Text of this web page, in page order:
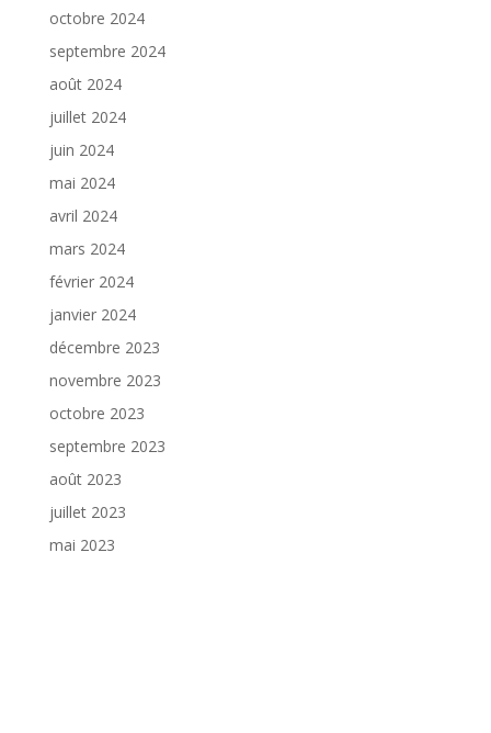
octobre 2024
septembre 2024
août 2024
juillet 2024
juin 2024
mai 2024
avril 2024
mars 2024
février 2024
janvier 2024
décembre 2023
novembre 2023
octobre 2023
septembre 2023
août 2023
juillet 2023
mai 2023